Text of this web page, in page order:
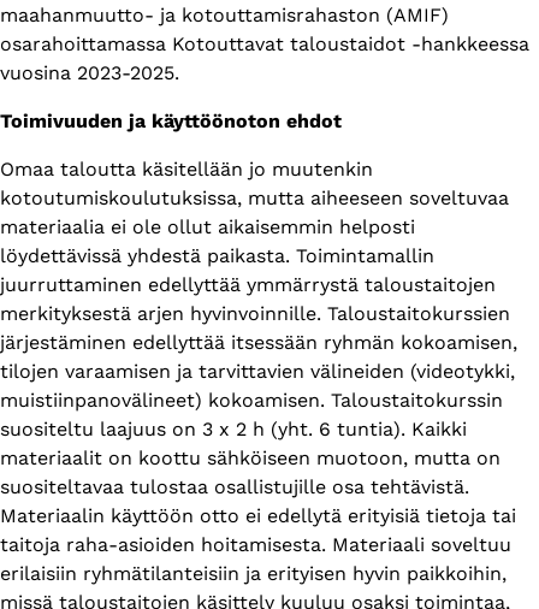
maahanmuutto- ja kotouttamisrahaston (AMIF)
osarahoittamassa Kotouttavat taloustaidot -hankkeessa
vuosina 2023-2025.
Toimivuuden ja käyttöönoton ehdot
Omaa taloutta käsitellään jo muutenkin
kotoutumiskoulutuksissa, mutta aiheeseen soveltuvaa
materiaalia ei ole ollut aikaisemmin helposti
löydettävissä yhdestä paikasta. Toimintamallin
juurruttaminen edellyttää ymmärrystä taloustaitojen
merkityksestä arjen hyvinvoinnille. Taloustaitokurssien
järjestäminen edellyttää itsessään ryhmän kokoamisen,
tilojen varaamisen ja tarvittavien välineiden (videotykki,
muistiinpanovälineet) kokoamisen. Taloustaitokurssin
suositeltu laajuus on 3 x 2 h (yht. 6 tuntia). Kaikki
materiaalit on koottu sähköiseen muotoon, mutta on
suositeltavaa tulostaa osallistujille osa tehtävistä.
Materiaalin käyttöön otto ei edellytä erityisiä tietoja tai
taitoja raha-asioiden hoitamisesta. Materiaali soveltuu
erilaisiin ryhmätilanteisiin ja erityisen hyvin paikkoihin,
missä taloustaitojen käsittely kuuluu osaksi toimintaa,